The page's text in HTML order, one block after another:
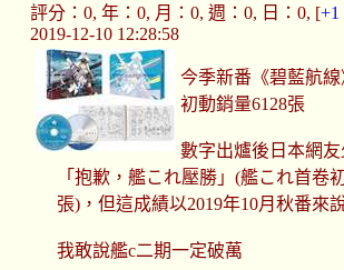
評分：0, 年：0, 月：0, 週：0, 日：0, [+1
2019-12-10 12:28:58
今季新番《碧藍航
初動銷量6128張
數字出爐後日本網
「抱歉，艦これ壓勝」(艦これ首卷
張)，但這成績以2019年10月秋番來
我敢說艦c二期一定破萬